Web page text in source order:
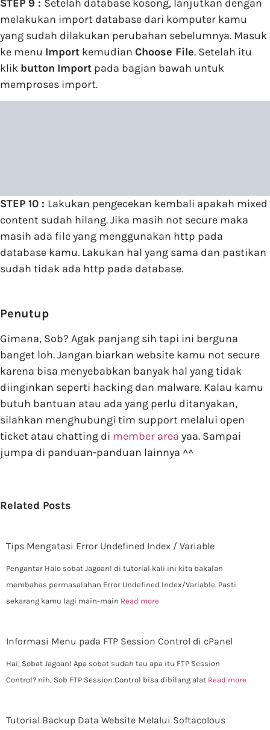
STEP 9 : Setelah database kosong, lanjutkan dengan
melakukan import database dari komputer kamu
yang sudah dilakukan perubahan sebelumnya. Masuk
ke menu Import kemudian Choose File. Setelah itu
klik button Import pada bagian bawah untuk
memproses import.
STEP 10 : Lakukan pengecekan kembali apakah mixed
content sudah hilang. Jika masih not secure maka
masih ada file yang menggunakan http pada
database kamu. Lakukan hal yang sama dan pastikan
sudah tidak ada http pada database.
Penutup
Gimana, Sob? Agak panjang sih tapi ini berguna
banget loh. Jangan biarkan website kamu not secure
karena bisa menyebabkan banyak hal yang tidak
diinginkan seperti hacking dan malware. Kalau kamu
butuh bantuan atau ada yang perlu ditanyakan,
silahkan menghubungi tim support melalui open
ticket atau chatting di member area yaa. Sampai
jumpa di panduan-panduan lainnya ^^
Related Posts
Tips Mengatasi Error Undefined Index / Variable
Pengantar Halo sobat Jagoan! di tutorial kali ini kita bakalan
membahas permasalahan Error Undefined Index/Variable. Pasti
sekarang kamu lagi main-main Read more
Informasi Menu pada FTP Session Control di cPanel
Hai, Sobat Jagoan! Apa sobat sudah tau apa itu FTP Session
Control? nih, Sob FTP Session Control bisa dibilang alat Read more
Tutorial Backup Data Website Melalui Softacolous